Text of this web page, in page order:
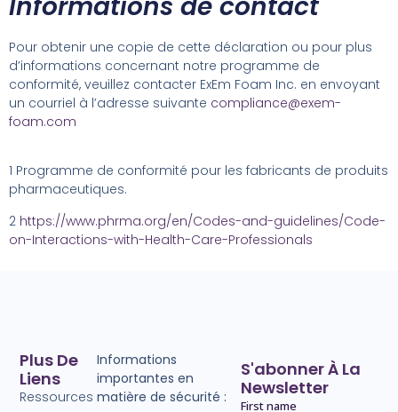
Pour obtenir une copie de cette déclaration ou pour plus
d’informations concernant notre programme de
conformité, veuillez contacter ExEm Foam Inc. en envoyant
un courriel à l’adresse suivante compliance@exem-
foam.com
1 Programme de conformité pour les fabricants de produits
pharmaceutiques.
2 https://www.phrma.org/en/Codes-and-guidelines/Code-
on-Interactions-with-Health-Care-Professionals
Plus De
Liens
Ressources
Informations
importantes en
matière de sécurité :
S'abonner À La
Newsletter